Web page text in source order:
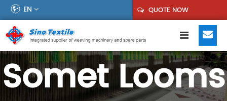
EN QUOTE NOW
Somet Looms